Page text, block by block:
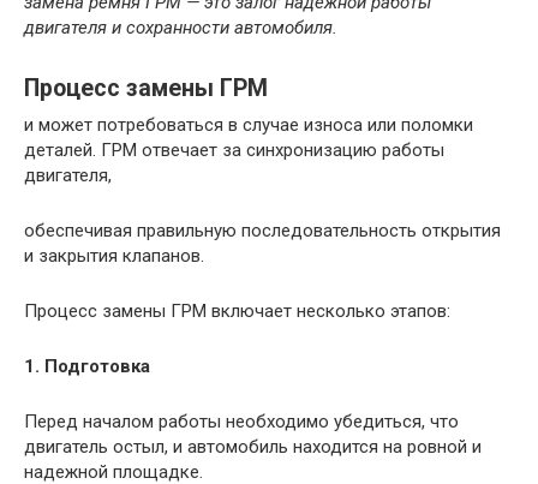
двигателя и сохранности автомобиля.
Процесс замены ГРМ
и может потребоваться в случае износа или поломки
деталей. ГРМ отвечает за синхронизацию работы
двигателя,
обеспечивая правильную последовательность открытия
и закрытия клапанов.
Процесс замены ГРМ включает несколько этапов:
1. Подготовка
Перед началом работы необходимо убедиться, что
двигатель остыл, и автомобиль находится на ровной и
надежной площадке.